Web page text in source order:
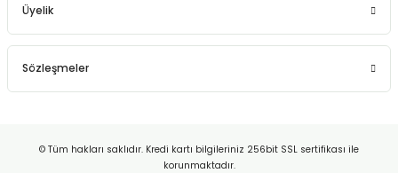
Üyelik
Sözleşmeler
© Tüm hakları saklıdır. Kredi kartı bilgileriniz 256bit SSL sertifikası ile
korunmaktadır.